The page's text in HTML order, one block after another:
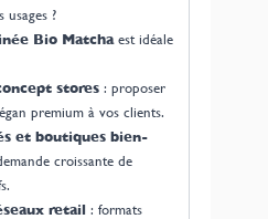
?
Bio Matchaest idéale
stores: proposer
premium à vos clients.
et boutiques bien-
croissante de
retail: formats